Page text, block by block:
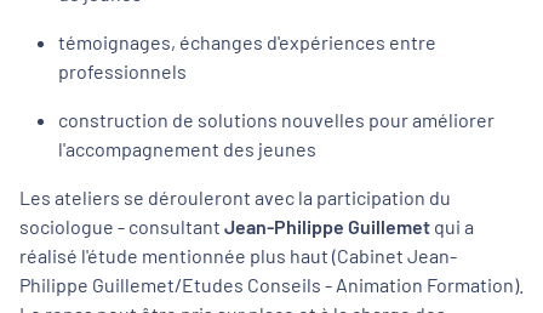
Je confirme mon inscription
témoignages, échanges d'expériences entre
professionnels
construction de solutions nouvelles pour améliorer
l'accompagnement des jeunes
Les ateliers se dérouleront avec la participation du
sociologue - consultant Jean-Philippe Guillemet qui a
réalisé l'étude mentionnée plus haut (Cabinet Jean-
Philippe Guillemet/Etudes Conseils - Animation Formation).